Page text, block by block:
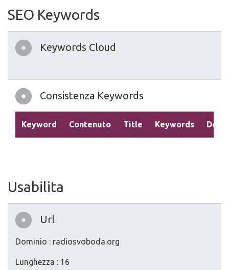
SEO Keywords
Keywords Cloud
Consistenza Keywords
Keyword Contenuto Title Keywords
Usabilita
Url
Dominio : radiosvoboda.org
Lunghezza : 16